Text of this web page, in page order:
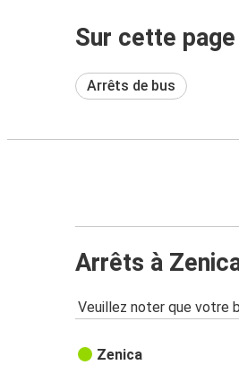
Sur cette page
Arrêts de bus
Arrêts à
Veuillez noter que votre
Zenica